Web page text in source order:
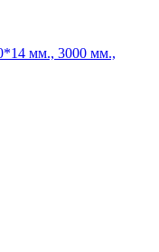
мм., 3000 мм.,